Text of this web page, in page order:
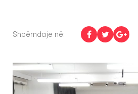
Shpërndaje në: